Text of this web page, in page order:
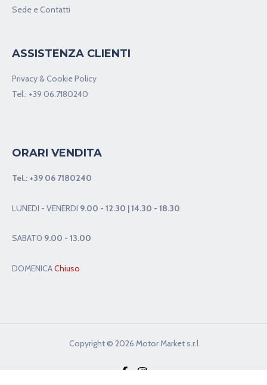
Sede e Contatti
ASSISTENZA CLIENTI
Privacy & Cookie Policy
Tel.: +39 06.7180240
ORARI VENDITA
Tel.: +39 06 7180240
LUNEDI - VENERDI 9.00 - 12.30 | 14.30 - 18.30
SABAT0 9.00 - 13.00
DOMENICAChiuso
Copyright © 2026 Motor Market s.r.l